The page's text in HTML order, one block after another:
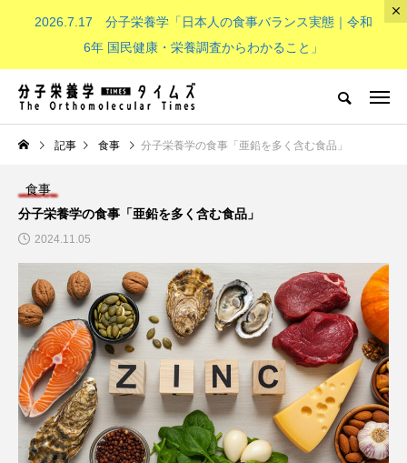
The Orthomolecular Times
分子栄養学とは 子供（成長期）
NEW POST
分子栄養学とは
分子栄養学「金子メソッド（Kan
eko’s method）とは？血液デー
タ解析に基づく個別化栄養療法」
2026.01.16
子供の栄養「現代の子どもたち
必要なビタミンB群：その重要
と効果的な摂取方法」
2024.08.26
2026.7.17 分子栄養学「日本人の食事バランス実態｜令和
6年 国民健康・栄養調査からわかること」
記事 食事 分子栄養学の食事「亜鉛を多く含む食品」
食事
分子栄養学の食事「亜鉛を多く含む食品」
2024.11.05